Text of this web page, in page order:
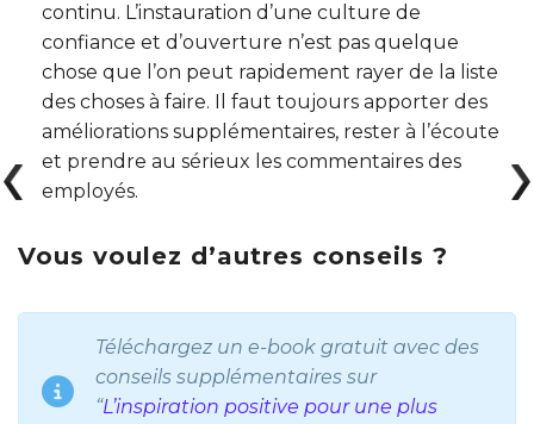
continu. L’instauration d’une culture de
confiance et d’ouverture n’est pas quelque
chose que l’on peut rapidement rayer de la liste
des choses à faire. Il faut toujours apporter des
améliorations supplémentaires, rester à l’écoute
et prendre au sérieux les commentaires des
employés.
Vous voulez d’autres conseils ?
Téléchargez un e-book gratuit avec des
conseils supplémentaires sur
“L’inspiration positive pour une plus